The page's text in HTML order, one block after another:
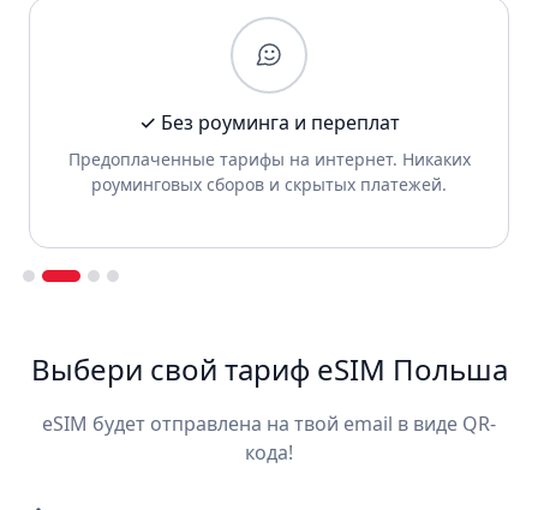
✓ Без регистрации и проверки документов
Больше никакой бумажной волокиты, регистрации
и сканов паспорта.
Выбери свой тариф eSIM Польша
eSIM будет отправлена на твой email в виде QR-
кода!